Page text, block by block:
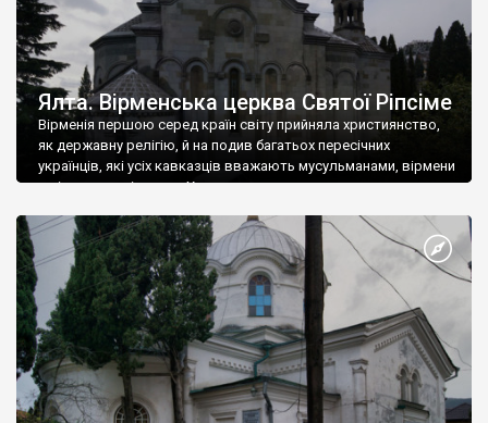
Ялта. Вірменська церква Святої Ріпсіме
Вірменія першою серед країн світу прийняла християнство,
як державну релігію, й на подив багатьох пересічних
українців, які усіх кавказців вважають мусульманами, вірмени
є відданими вірянами Христа